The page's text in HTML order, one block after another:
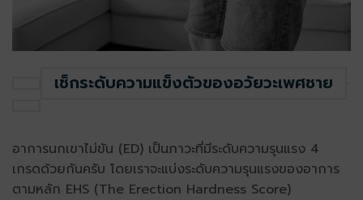
เช็กระดับความแข็งตัวของอวัยวะเพศชาย
อาการนกเขาไม่ขัน (ED) เป็นภาวะที่มีระดับความรุนแรง 4
เกรดด้วยกันครับ โดยเราจะแบ่งระดับความรุนแรงของอาการ
ตามหลัก EHS (The Erection Hardness Score)